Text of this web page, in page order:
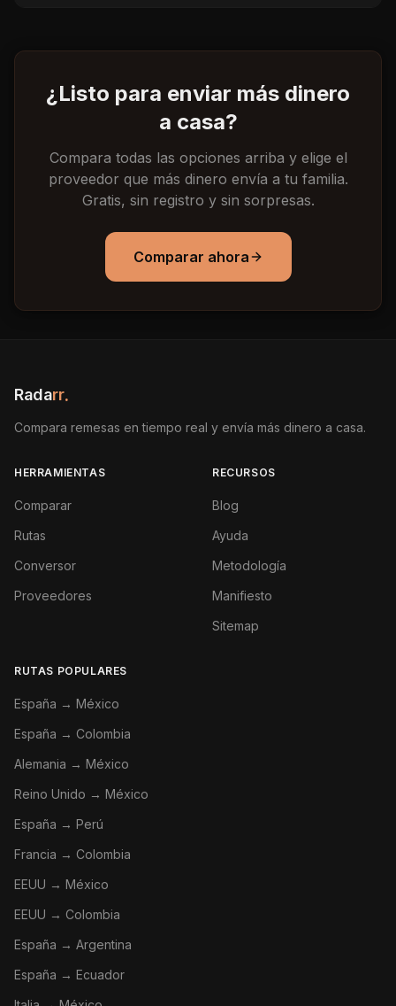
¿Listo para enviar más dinero
a casa?
Compara todas las opciones arriba y elige el
proveedor que más dinero envía a tu familia.
Gratis, sin registro y sin sorpresas.
Comparar ahora
Radarr.
Compara remesas en tiempo real y envía más dinero a casa.
HERRAMIENTAS
Comparar
Rutas
Conversor
Proveedores
RECURSOS
Blog
Ayuda
Metodología
Manifiesto
Sitemap
RUTAS POPULARES
España → México
España → Colombia
Alemania → México
Reino Unido → México
España → Perú
Francia → Colombia
EEUU → México
EEUU → Colombia
España → Argentina
España → Ecuador